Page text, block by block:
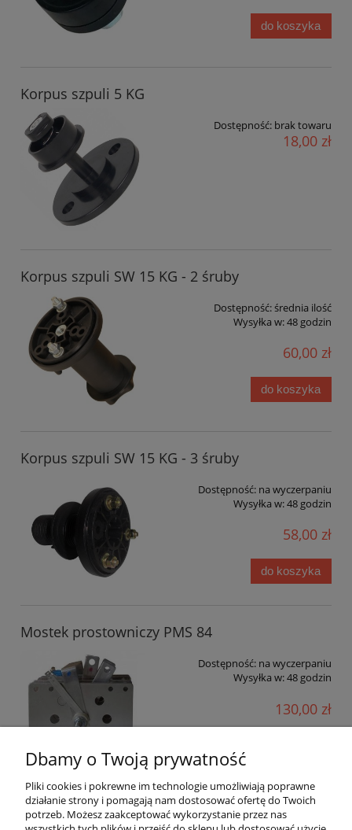
do koszyka
Korpus szpuli 5 KG
Dostępność: brak towaru
18,00 zł
Korpus szpuli SW 15 KG - 2 śruby
Dostępność:średnia ilość
Wysyłka w:48 godzin
60,00 zł
do koszyka
Korpus szpuli SW 15 KG - 3 śruby
Dostępność: na wyczerpaniu
Wysyłka w:48 godzin
58,00 zł
do koszyka
Mostek prostowniczy PMS 84
Dostępność: na wyczerpaniu
Wysyłka w:48 godzin
130,00 zł
« 1 2 3 4 5 6 »
Dbamy o Twoją prywatność
Pliki cookies i pokrewne im technologie umożliwiają poprawne
działanie strony i pomagają nam dostosować ofertę do Twoich
potrzeb. Możesz zaakceptować wykorzystanie przez nas